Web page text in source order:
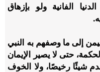
الفانية ولو بإزهاق
إلى ما وصفهم به النبي
حتى لا يصير الإيمان
شيئًا رخيصًا، ولا الخوف